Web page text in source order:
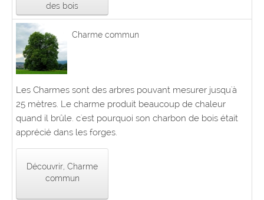
des bois
Charme commun
Les Charmes sont des arbres pouvant mesurer jusqu'à
25 mètres. Le charme produit beaucoup de chaleur
quand il brûle. c'est pourquoi son charbon de bois était
apprécié dans les forges.
Découvrir, Charme
commun